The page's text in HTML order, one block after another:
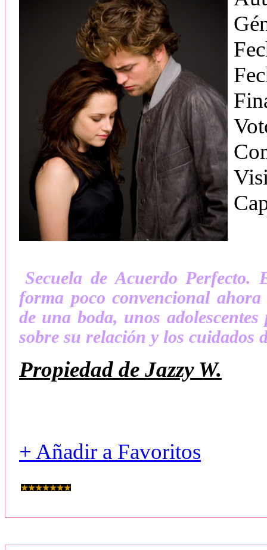
Secuela de Acuerdo
forma poco convencional
de una boda, unos
sobre su relación y los cuidados
Propiedad de Jazzy W.
+ Añadir a Favoritos